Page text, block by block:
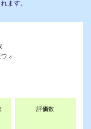
ます。
ォ
評価数